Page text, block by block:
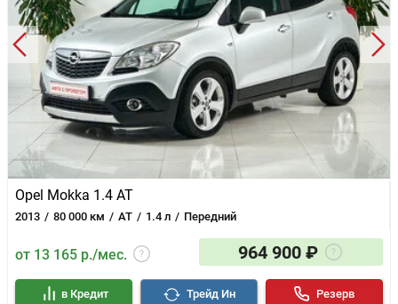
Opel Mokka 1.4 AT
2013 80 000 км AT 1.4 л Передний
от 13 165 р./мес. 964 900 ₽
в Кредит Трейд Ин Резерв